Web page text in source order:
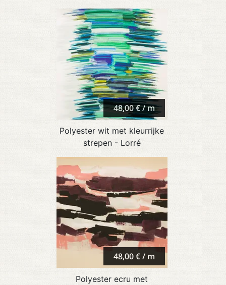
48,00 € / m
Polyester wit met kleurrijke
strepen - Lorré
48,00 € / m
Polyester ecru met